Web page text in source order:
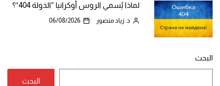
لماذا يُسمي الروس أوكرانيا “الدولة 404″؟
د. زياد منصور 06/08/2026
البحث
البحث